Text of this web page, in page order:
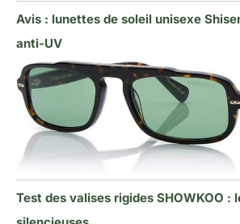
Avis : lunettes de soleil unisexe
anti-UV
Test des valises rigides SHOWKOO :